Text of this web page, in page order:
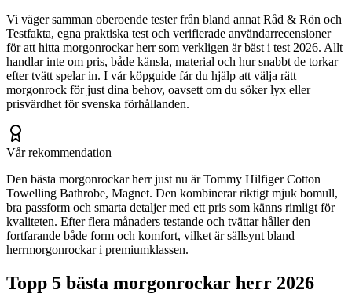
Vi väger samman oberoende tester från bland annat Råd & Rön och
Testfakta, egna praktiska test och verifierade användarrecensioner
för att hitta morgonrockar herr som verkligen är bäst i test 2026. Allt
handlar inte om pris, både känsla, material och hur snabbt de torkar
efter tvätt spelar in. I vår köpguide får du hjälp att välja rätt
morgonrock för just dina behov, oavsett om du söker lyx eller
prisvärdhet för svenska förhållanden.
Vår rekommendation
Den bästa morgonrockar herr just nu är Tommy Hilfiger Cotton
Towelling Bathrobe, Magnet. Den kombinerar riktigt mjuk bomull,
bra passform och smarta detaljer med ett pris som känns rimligt för
kvaliteten. Efter flera månaders testande och tvättar håller den
fortfarande både form och komfort, vilket är sällsynt bland
herrmorgonrockar i premiumklassen.
Topp 5 bästa morgonrockar herr 2026